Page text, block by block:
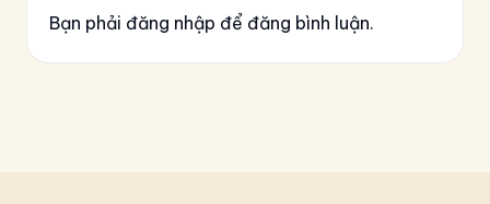
Bạn phải đăng nhập để đăng bình luận.